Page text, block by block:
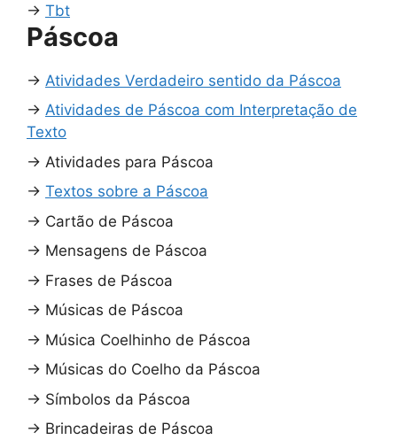
→ Tbt
Páscoa
→ Atividades Verdadeiro sentido da Páscoa
→ Atividades de Páscoa com Interpretação de
Texto
→ Atividades para Páscoa
→ Textos sobre a Páscoa
→ Cartão de Páscoa
→ Mensagens de Páscoa
→ Frases de Páscoa
→ Músicas de Páscoa
→ Música Coelhinho de Páscoa
→ Músicas do Coelho da Páscoa
→ Símbolos da Páscoa
→ Brincadeiras de Páscoa